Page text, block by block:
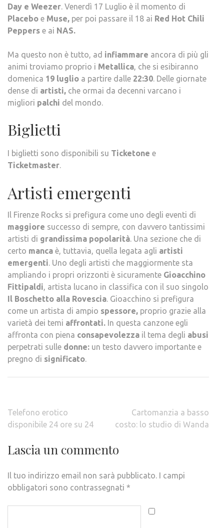
Day e Weezer. Venerdì 17 Luglio è il momento di
Placebo e Muse, per poi passare il 18 ai Red Hot Chili
Peppers e ai NAS.
Ma questo non è tutto, ad infiammare ancora di più gli
animi troviamo proprio i Metallica, che si esibiranno
domenica 19 luglio a partire dalle 22:30. Delle giornate
dense di artisti, che ormai da decenni varcano i
migliori palchi del mondo.
Biglietti
I biglietti sono disponibili su Ticketone e
Ticketmaster.
Artisti emergenti
Il Firenze Rocks si prefigura come uno degli eventi di
maggiore successo di sempre, con davvero tantissimi
artisti di grandissima popolarità. Una sezione che di
certo manca è, tuttavia, quella legata agli artisti
emergenti. Uno degli artisti che maggiormente sta
ampliando i propri orizzonti è sicuramente Gioacchino
Fittipaldi, artista lucano in classifica con il suo singolo
Il Boschetto alla Rovescia. Gioacchino si prefigura
come un artista di ampio spessore, proprio grazie alla
varietà dei temi affrontati. In questa canzone egli
affronta con piena consapevolezza il tema degli abusi
perpetrati sulle donne: un testo davvero importante e
pregno di significato.
Navigazione
articoli
Telefono erotico
disponibile 24 ore su 24
Cartomanzia a basso
costo: lo studio di Wanda
Lascia un commento
Il tuo indirizzo email non sarà pubblicato. I campi
obbligatori sono contrassegnati *